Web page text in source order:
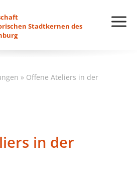
Stadtkernen des
» Offene Ateliers in der
in der